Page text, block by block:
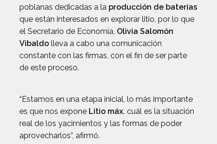
poblanas dedicadas a la producción de baterías
que están interesados ​​en explorar litio, por lo que
el Secretario de Economía, Olivia Salomón
Vibaldo lleva a cabo una comunicación
constante con las firmas, con el fin de ser parte
de este proceso.
“Estamos en una etapa inicial, lo más importante
es que nos expone Litio máx. cuál es la situación
real de los yacimientos y las formas de poder
aprovecharlos”, afirmó.